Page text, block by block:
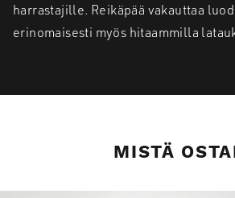
harrastajille. Reikäpää vakauttaa
erinomaisesti myös hitaammilla
MISTÄ